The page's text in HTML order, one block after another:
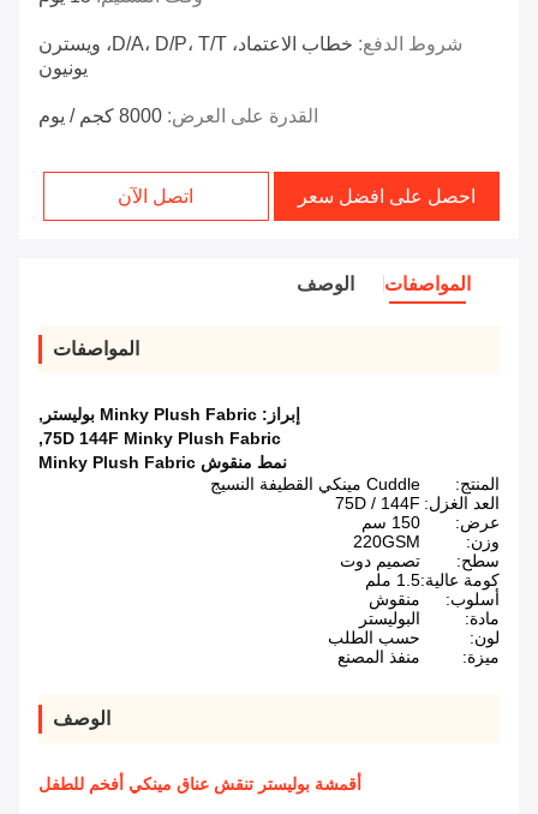
شروط الدفع:
خطاب الاعتماد، D/A، D/P، T/T، ويسترن
يونيون
القدرة على العرض: 8000 كجم / يوم
احصل على افضل سعر اتصل الآن
المواصفات الوصف
المواصفات
إبراز: Minky Plush Fabric بوليستر
,
75D 144F Minky Plush Fabric
,
نمط منقوش Minky Plush Fabric
المنتج:
Cuddle مينكي القطيفة النسيج
العد الغزل: 75D / 144F
عرض:
150 سم
وزن:
220GSM
سطح:
تصميم دوت
كومة عالية:1.5 ملم
أسلوب:
منقوش
مادة:
البوليستر
لون:
حسب الطلب
ميزة:
منفذ المصنع
الوصف
أقمشة بوليستر تنقش عناق مينكي أفخم للطفل